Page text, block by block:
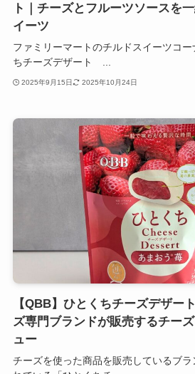
ト｜チーズとフルーツソースを
イーツ
ファミリーマートのチルドスイーツコー
ちチーズデザート ...
2025年9月15日 2025年10月24日
【QBB】ひとくちチーズデザー
ズ専門ブランドが販売するチー
ュー
チーズを使った商品を販売しているブラ